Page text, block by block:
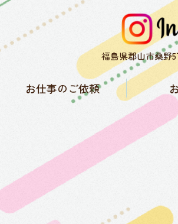
福島県郡山市桑野
お仕事のご依頼